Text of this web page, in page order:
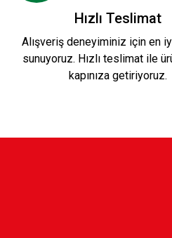
KSK SIRT TEMALI T-
600,00 TL
Hızlı Teslimat
Alışveriş deneyiminiz için en
sunuyoruz. Hızlı teslimat ile
kapınıza getiriyoruz.